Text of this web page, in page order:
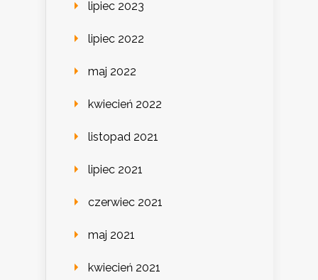
lipiec 2023
lipiec 2022
maj 2022
kwiecień 2022
listopad 2021
lipiec 2021
czerwiec 2021
maj 2021
kwiecień 2021